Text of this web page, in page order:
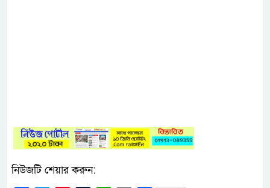
নিউজটি শেয়ার করুন: